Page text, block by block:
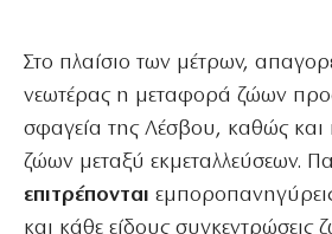
Στο πλαίσιο των μέτρων,
νεωτέρας η μεταφορά ζώων
σφαγεία της Λέσβου, καθώς και
ζώων μεταξύ εκμεταλλεύσεων.
επιτρέπονται
και κάθε είδους συγκεντρώσεις